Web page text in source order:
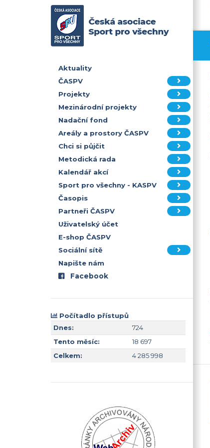
Aktuality
ČASPV
Projekty
Mezinárodní projekty
Nadační fond
Areály a prostory ČASPV
Chci si půjčit
Metodická rada
Kalendář akcí
Sport pro všechny - KASPV
Časopis
Partneři ČASPV
Uživatelský účet
E-shop ČASPV
Sociální sítě
Napište nám
Facebook
Počítadlo přístupů
Dnes:
724
Tento měsíc:
18 697
Celkem:
4 285 998